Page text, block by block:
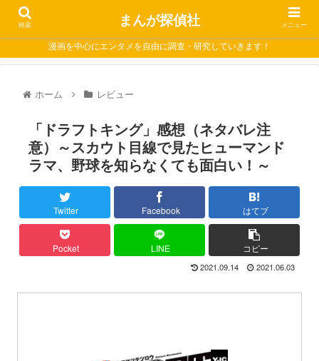
漫画を中心にエンタメを自由に調査・研究していきます！
ホーム レビュー
「ドラフトキング」感想（ネタバレ注
意）～スカウト目線で見たヒューマンド
ラマ、野球を知らなくても面白い！～
Twitter Facebook はてブ
Pocket LINE コピー
2021.09.14 2021.06.03
検索 まんが探偵社 メニュー